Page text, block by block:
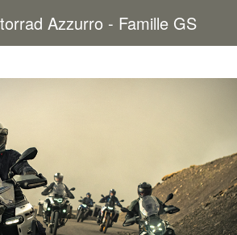
Azzurro - Famille GS